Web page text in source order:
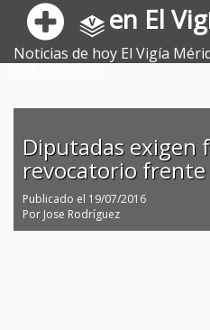
en El
Noticias de hoy El Vigía
Sur del Lago.
Diputadas exigen
revocatorio frente
Publicado el 19/07/2016
Por Jose Rodríguez